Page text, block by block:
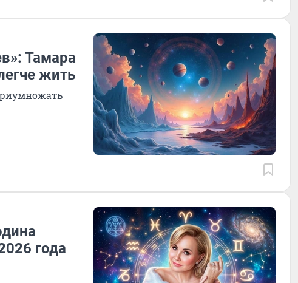
Тамара
жить
года